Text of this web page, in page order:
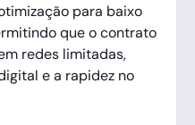
para baixo
que o contrato
redes limitadas,
e a rapidez no